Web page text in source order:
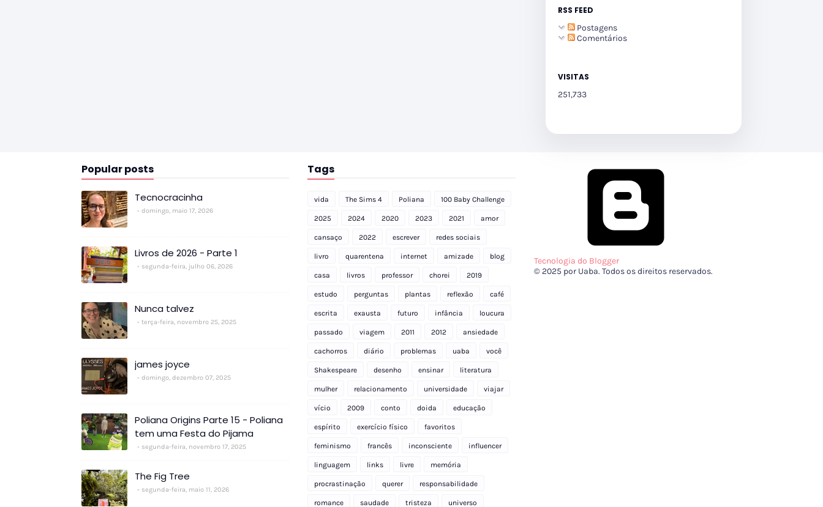
RSS FEED
Postagens
Comentários
VISITAS
251,733
Popular posts
Tecnocracinha
domingo, maio 17, 2026
Livros de 2026 - Parte 1
segunda-feira, julho 06, 2026
Nunca talvez
terça-feira, novembro 25, 2025
james joyce
domingo, dezembro 07, 2025
Poliana Origins Parte 15 - Poliana
tem uma Festa do Pijama
segunda-feira, novembro 17, 2025
The Fig Tree
segunda-feira, maio 11, 2026
Tags
vida The Sims 4 Poliana 100 Baby Challenge
2025 2024 2020 2023 2021 amor
cansaço 2022 escrever redes sociais
livro quarentena internet amizade blog
casa livros professor chorei 2019
estudo perguntas plantas reflexão café
escrita exausta futuro infância loucura
passado viagem 2011 2012 ansiedade
cachorros diário problemas uaba você
Shakespeare desenho ensinar literatura
mulher relacionamento universidade viajar
vício 2009 conto doida educação
espírito exercício físico favoritos
feminismo francês inconsciente influencer
linguagem links livre memória
procrastinação querer responsabilidade
romance saudade tristeza universo
Tecnologia do Blogger
© 2025 por Uaba. Todos os direitos reservados.